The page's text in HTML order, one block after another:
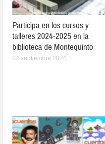
Participa en los cursos y
talleres 2024-2025 en la
biblioteca de Montequinto
04 septiembre 2024